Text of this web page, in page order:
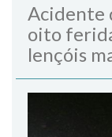
Acidente
oito
lençóis